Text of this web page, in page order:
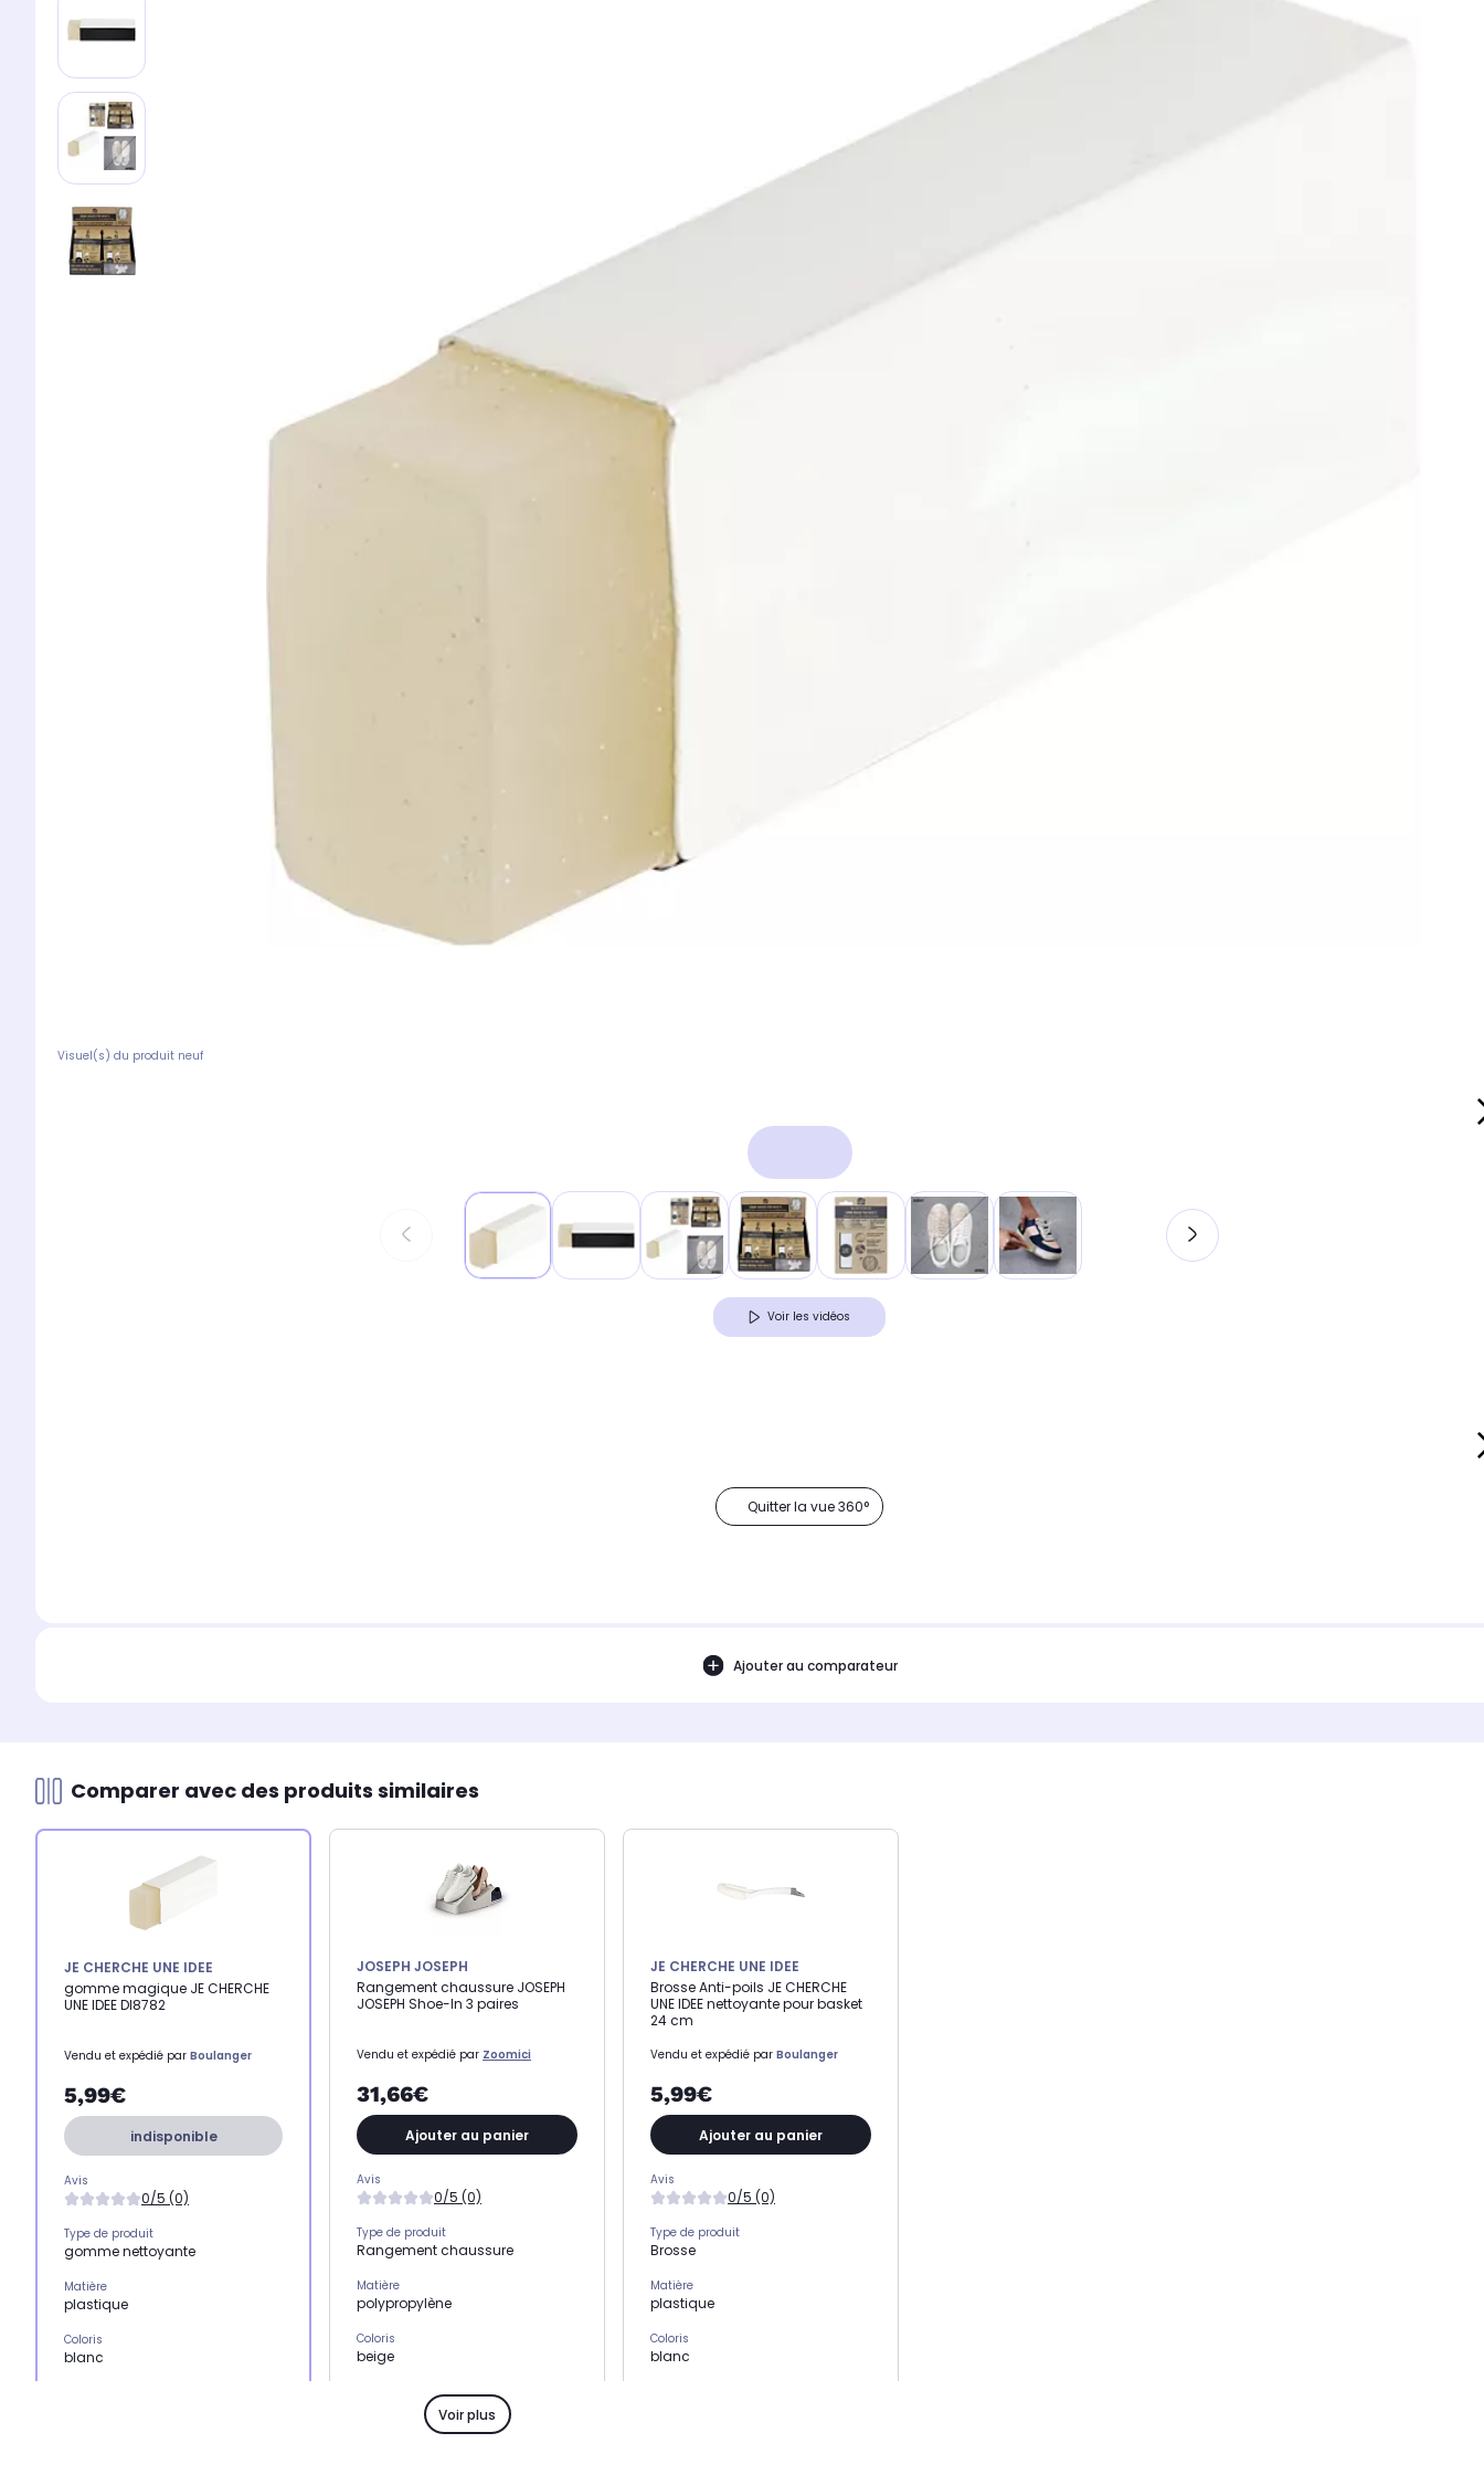
Visuel(s) du produit neuf
Voir les vidéos
Quitter la vue 360°
Ajouter au comparateur
Comparer avec des produits similaires
JE CHERCHE UNE IDEE
gomme magique JE CHERCHE
UNE IDEE DI8782
Vendu et expédié par Boulanger
5,99€
indisponible
Avis
0/5 (0)
Type de produit
gomme nettoyante
Matière
plastique
Coloris
blanc
JOSEPH JOSEPH
Rangement chaussure JOSEPH
JOSEPH Shoe-In 3 paires
Vendu et expédié par Zoomici
31,66€
Ajouter au panier
Avis
0/5 (0)
Type de produit
Rangement chaussure
Matière
polypropylène
Coloris
beige
Ranger son linge
JE CHERCHE UNE IDEE
Brosse Anti-poils JE CHERCHE
UNE IDEE nettoyante pour basket
24 cm
Vendu et expédié par Boulanger
5,99€
Ajouter au panier
Avis
0/5 (0)
Type de produit
Brosse
Matière
plastique
Coloris
blanc
Voir plus